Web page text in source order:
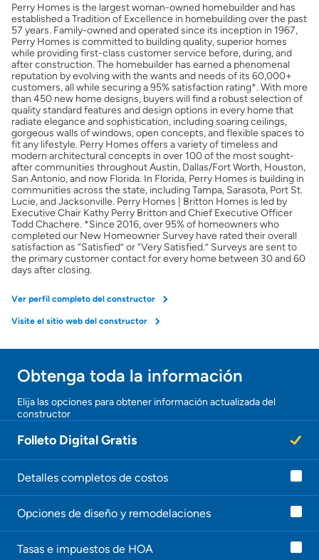
Perry Homes is the largest woman-owned homebuilder and has
established a Tradition of Excellence in homebuilding over the past
57 years. Family-owned and operated since its inception in 1967,
Perry Homes is committed to building quality, superior homes
while providing first-class customer service before, during, and
after construction. The homebuilder has earned a phenomenal
reputation by evolving with the wants and needs of its 60,000+
customers, all while securing a 95% satisfaction rating*. With more
than 450 new home designs, buyers will find a robust selection of
quality standard features and design options in every home that
radiate elegance and sophistication, including soaring ceilings,
gorgeous walls of windows, open concepts, and flexible spaces to
fit any lifestyle. Perry Homes offers a variety of timeless and
modern architectural concepts in over 100 of the most sought-
after communities throughout Austin, Dallas/Fort Worth, Houston,
San Antonio, and now Florida. In Florida, Perry Homes is building in
communities across the state, including Tampa, Sarasota, Port St.
Lucie, and Jacksonville. Perry Homes | Britton Homes is led by
Executive Chair Kathy Perry Britton and Chief Executive Officer
Todd Chachere. *Since 2016, over 95% of homeowners who
completed our New Homeowner Survey have rated their overall
satisfaction as “Satisfied” or “Very Satisfied.” Surveys are sent to
the primary customer contact for every home between 30 and 60
days after closing.
Ver perfil completo del constructor
Visite el sitio web del constructor
Obtenga toda la información
Elija las opciones para obtener información actualizada del
constructor
Folleto Digital Gratis
Detalles completos de costos
Opciones de diseño y remodelaciones
Tasas e impuestos de HOA